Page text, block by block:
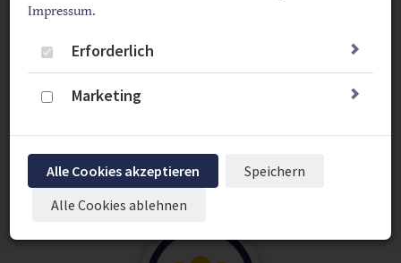
Die Diabetiker-Selbsthilfegruppe
Rinteln lädt zum ersten Treffen nach
der Sommerpause ein. Thema des Tages
Impressum.
Erforderlich
Marketing
Alle Cookies akzeptieren
Speichern
Alle Cookies ablehnen